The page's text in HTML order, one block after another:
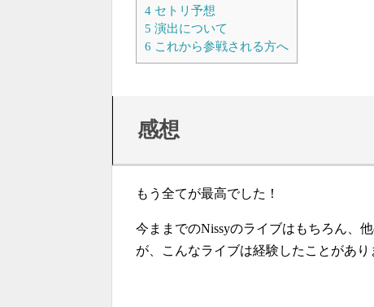
4 セトリ予想
5 演出について
6 これから参戦される方へ
感想
もう全てが最高でした！
今ままでのNissyのライブはもちろん、
が、こんなライブは経験したことがあり